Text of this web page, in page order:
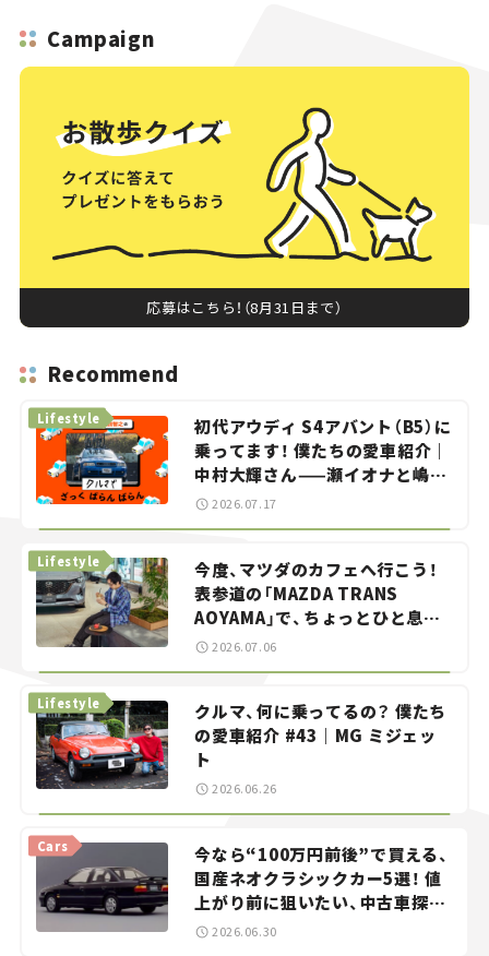
Campaign
応募はこちら！（8月31日まで）
Recommend
初代アウディ S4アバント（B5）に
乗ってます！ 僕たちの愛車紹介｜
中村大輝さん——瀬イオナと嶋田
智之の「クルマでざっくばらんば
らん！」＃20
Lifestyle
2026.07.17
今度、マツダのカフェへ行こう！
表参道の「MAZDA TRANS
AOYAMA」で、ちょっとひと息。
——連載｜CCGとクルマでどうす
Lifestyle
2026.07.06
クルマ、何に乗ってるの？ 僕たち
の愛車紹介 #43｜MG ミジェッ
ト
Lifestyle
2026.06.26
今なら“100万円前後”で買える、
国産ネオクラシックカー5選！ 値
上がり前に狙いたい、中古車探し
をお手伝い――ちょっとイケてるマ
Cars
2026.06.30